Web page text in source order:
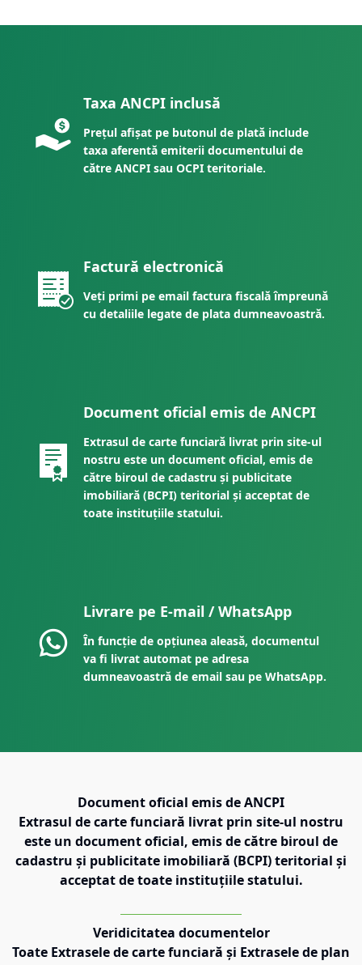
Taxa ANCPI inclusă
Prețul afișat pe butonul de plată include
taxa aferentă emiterii documentului de
către ANCPI sau OCPI teritoriale.
Factură electronică
Veți primi pe email factura fiscală împreună
cu detaliile legate de plata dumneavoastră.
Document oficial emis de ANCPI
Extrasul de carte funciară livrat prin site-ul
nostru este un document oficial, emis de
către biroul de cadastru și publicitate
imobiliară (BCPI) teritorial și acceptat de
toate instituțiile statului.
Livrare pe E-mail / WhatsApp
În funcție de opțiunea aleasă, documentul
va fi livrat automat pe adresa
dumneavoastră de email sau pe WhatsApp.
Document oficial emis de ANCPI
Extrasul de carte funciară livrat prin site-ul nostru
este un document oficial, emis de către biroul de
cadastru și publicitate imobiliară (BCPI) teritorial și
acceptat de toate instituțiile statului.
Veridicitatea documentelor
Toate Extrasele de carte funciară și Extrasele de plan